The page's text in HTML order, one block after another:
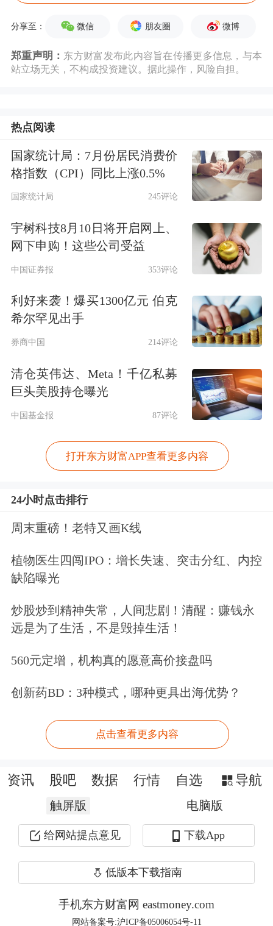
对客户需求日益多元、AI浪潮席卷而
来、行业竞争格局深刻变化，需要精进
专业，更要以科技引领为驱动，用AI赋
和诚信经营刻入骨血，在长期主义中积
累信任，在 专业服务中赢得尊严。
中国平安2025年年报显示，去年末个人
寿险销售代理人数量为35.1万人，较上
年末下降3.3%，但代理人渠道新业务价
值同比增长10.4%。
业内人士认为，国内寿险巨头平安人寿
的转型实践，一定程度上也代表了国内
业竞争将彻底告别人海规模博弈，转向
服务生态、专业素养与客户信任度的综
理人作为集团医疗、养老综合生态服务
新发展模式，或将成为高质量转型的重
要方向。
升级您的股票账户，尊享多重福利>>
作者：杨倩雯
分享至： 微信 朋友圈 微博
郑重声明： 东方财富发布此内容旨在传播更多信息，与本
站立场无关，不构成投资建议。据此操作，风险自担。
热点阅读
国家统计局：7月份居民消费价
格指数（CPI）同比上涨0.5%
国家统计局 245评论
宇树科技8月10日将开启网上、
网下申购！这些公司受益
中国证券报 353评论
利好来袭！爆买1300亿元 伯克
希尔罕见出手
券商中国 214评论
清仓英伟达、Meta！千亿私募
巨头美股持仓曝光
中国基金报 87评论
打开东方财富APP查看更多内容
24小时点击排行
周末重磅！老特又画K线
植物医生四闯IPO：增长失速、突击分红、内控
缺陷曝光
炒股炒到精神失常，人间悲剧！清醒：赚钱永
远是为了生活，不是毁掉生活！
560元定增，机构真的愿意高价接盘吗
创新药BD：3种模式，哪种更具出海优势？
点击查看更多内容
资讯 股吧 数据 行情 自选 导航
触屏版 电脑版
给网站提点意见 下载App
低版本下载指南
手机东方财富网 eastmoney.com
网站备案号:沪ICP备05006054号-11